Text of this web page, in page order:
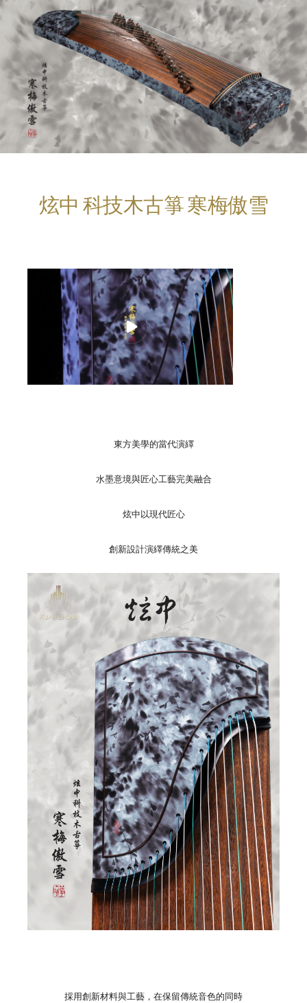
炫中 科技木古箏 寒梅傲雪
東方美學的當代演繹
水墨意境與匠心工藝完美融合
炫中以現代匠心
創新設計演繹傳統之美
採用創新材料與工藝，在保留傳統音色的同時